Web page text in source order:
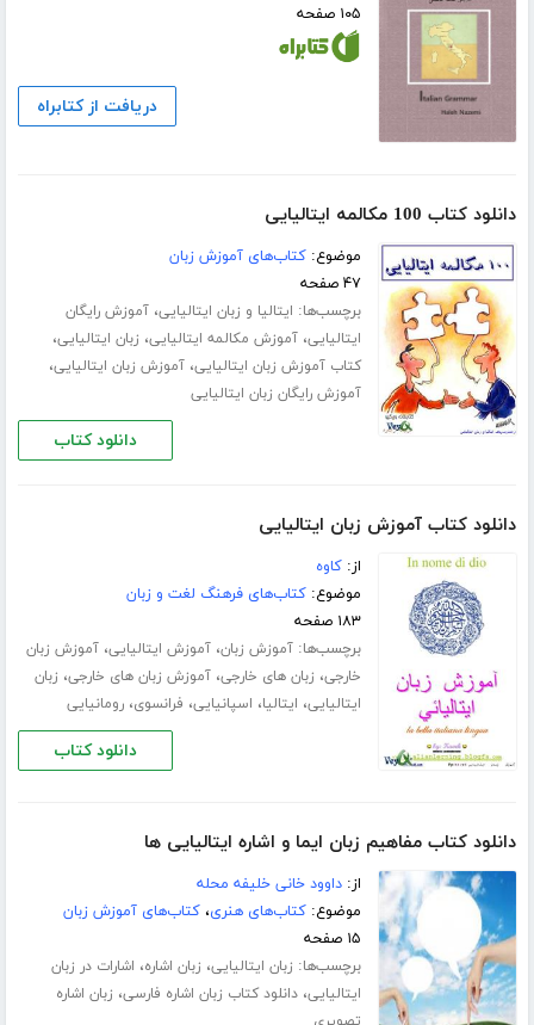
۱۰۵ صفحه
دریافت از کتابراه
دانلود کتاب 100 مکالمه ایتالیایی
موضوع:کتاب‌های آموزش زبان
۴۷ صفحه
برچسب‌ها: ایتالیا و زبان ایتالیایی،آموزش رایگان
ایتالیایی،آموزش مکالمه ایتالیایی، زبان ایتالیایی،
کتاب آموزش زبان ایتالیایی،آموزش زبان ایتالیایی،
آموزش رایگان زبان ایتالیایی
دانلود کتاب
دانلود کتاب آموزش زبان ایتالیایی
از:کاوه
موضوع:کتاب‌های فرهنگ لغت و زبان
۱۸۳ صفحه
برچسب‌ها:آموزش زبان،آموزش ایتالیایی،آموزش زبان
خارجی، زبان های خارجی،آموزش زبان های خارجی، زبان
ایتالیایی، ایتالیا، اسپانیایی، فرانسوی،رومانیایی
دانلود کتاب
دانلود کتاب مفاهیم زبان ایما و اشاره ایتالیایی ها
از:داوود خانی خلیفه محله
موضوع:کتاب‌های هنری،کتاب‌های آموزش زبان
۱۵ صفحه
برچسب‌ها: زبان ایتالیایی، زبان اشاره، اشارات در زبان
ایتالیایی،دانلود کتاب زبان اشاره فارسی، زبان اشاره